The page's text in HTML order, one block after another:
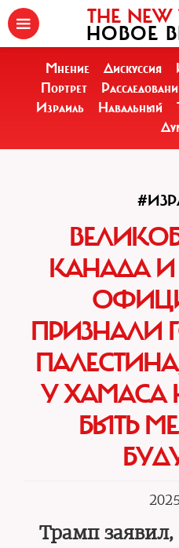
THE NEW
НОВОЕ
Мнение Дискуссия
Портрет
Израиль
Навальный
КАНАДА И
ПРИЗНАЛИ
У
БЫТЬ
Трамп заявил,